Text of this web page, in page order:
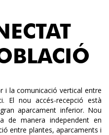
i la comunicació vertical entre
El nou accés-recepció està
aparcament inferior. Nou
de manera independent en
entre plantes, aparcaments i